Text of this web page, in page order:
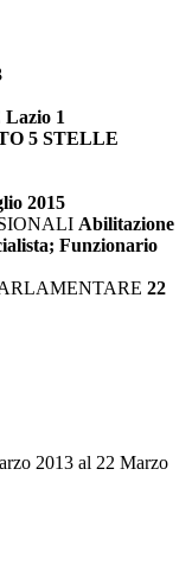
Lazio 1
5 STELLE
2015
Abilitazione
Funzionario
22
2013 al 22 Marzo